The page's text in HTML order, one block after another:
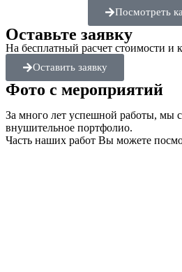
Посмотреть
Оставьте заявку
На бесплатный расчет стоимости и
Оставить заявку
Фото с мероприятий
За много лет успешной работы, мы
внушительное портфолио.
Часть наших работ Вы можете